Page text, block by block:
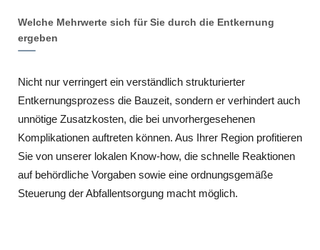
Welche Mehrwerte sich für Sie durch die Entkernung
ergeben
Nicht nur verringert ein verständlich strukturierter
Entkernungsprozess die Bauzeit, sondern er verhindert auch
unnötige Zusatzkosten, die bei unvorhergesehenen
Komplikationen auftreten können. Aus Ihrer Region profitieren
Sie von unserer lokalen Know-how, die schnelle Reaktionen
auf behördliche Vorgaben sowie eine ordnungsgemäße
Steuerung der Abfallentsorgung macht möglich.